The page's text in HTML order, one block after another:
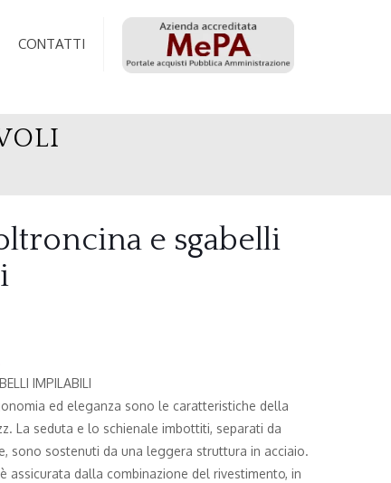
CONTATTI
e sgabelli
IMPILABILI
ed eleganza sono le caratteristiche della
La seduta e lo schienale imbottiti, separati da
sono sostenuti da una leggera struttura in acciaio.
assicurata dalla combinazione del rivestimento, in